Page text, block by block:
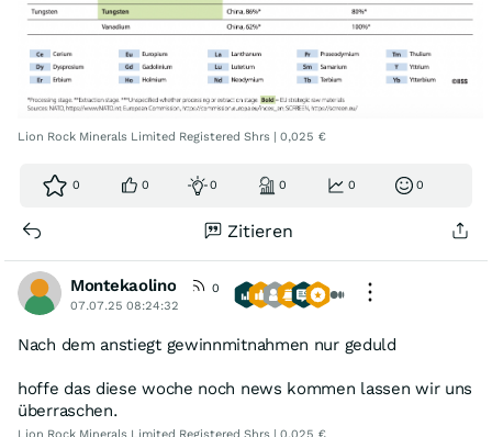
Lion Rock Minerals Limited Registered Shrs | 0,025 €
0 0 0 0 0 0
Zitieren
Montekaolino
0
07.07.25 08:24:32
Nach dem anstiegt gewinnmitnahmen nur geduld
hoffe das diese woche noch news kommen lassen wir uns
überraschen.
Lion Rock Minerals Limited Registered Shrs | 0,025 €